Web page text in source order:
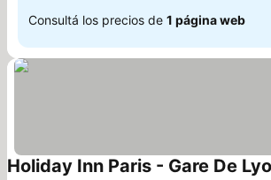
Consultá los precios de 1 página web
Holiday Inn Paris - Gare De